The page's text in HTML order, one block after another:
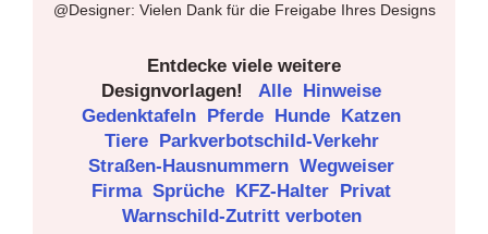
@Designer: Vielen Dank für die Freigabe Ihres Designs
Entdecke viele weitere
Designvorlagen!
Alle
Hinweise
Gedenktafeln
Pferde Hunde
Katzen
Tiere
Parkverbotschild-Verkehr
Straßen-Hausnummern Wegweiser
Firma Sprüche KFZ-Halter
Privat
Warnschild-Zutritt verboten